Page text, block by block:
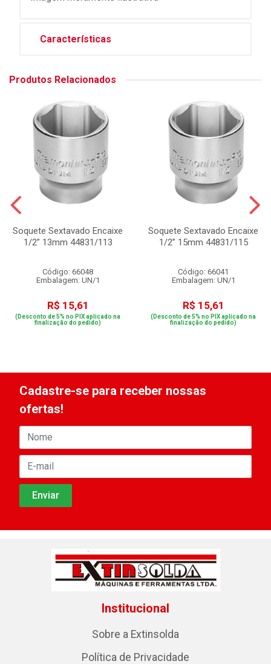
Características
Produtos Relacionados
Soquete Sextavado Encaixe
1/2” 13mm 44831/113
Código: 66048
Embalagem: UN/1
R$ 15,61
(Desconto de 5% no PIX aplicado na
finalização do pedido)
Soquete Sextavado Encaixe
1/2” 15mm 44831/115
Código: 66041
Embalagem: UN/1
R$ 15,61
(Desconto de 5% no PIX aplicado na
finalização do pedido)
Cadastre-se para receber nossas
ofertas!
Institucional
Sobre a Extinsolda
Política de Privacidade